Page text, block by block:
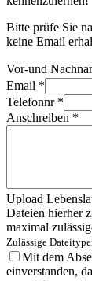
Bitte prüfe Sie
keine Email
Vor-und
Email *
Telefonnr *
Anschreiben *
Upload
Dateien hierher
maximal
Zulässige
Mit dem
einverstanden,